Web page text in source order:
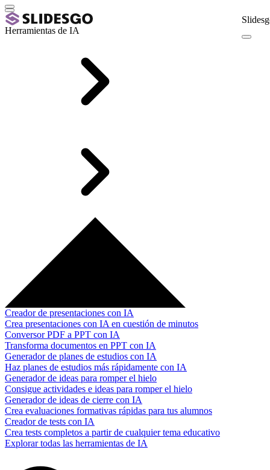
Herramientas de IA
Creador de presentaciones con IA
Crea presentaciones con IA en cuestión de minutos
Conversor PDF a PPT con IA
Transforma documentos en PPT con IA
Generador de planes de estudios con IA
Haz planes de estudios más rápidamente con IA
Generador de ideas para romper el hielo
Consigue actividades e ideas para romper el hielo
Generador de ideas de cierre con IA
Crea evaluaciones formativas rápidas para tus alumnos
Creador de tests con IA
Crea tests completos a partir de cualquier tema educativo
Explorar todas las herramientas de IA